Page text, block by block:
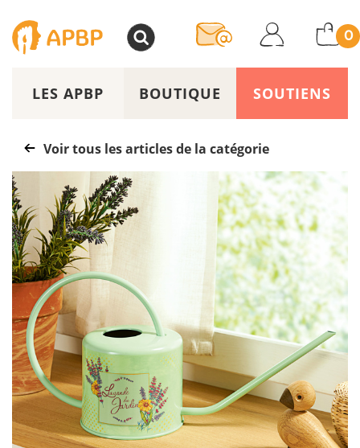
0
LES APBP BOUTIQUE SOUTIENS
Voir tous les articles de la catégorie